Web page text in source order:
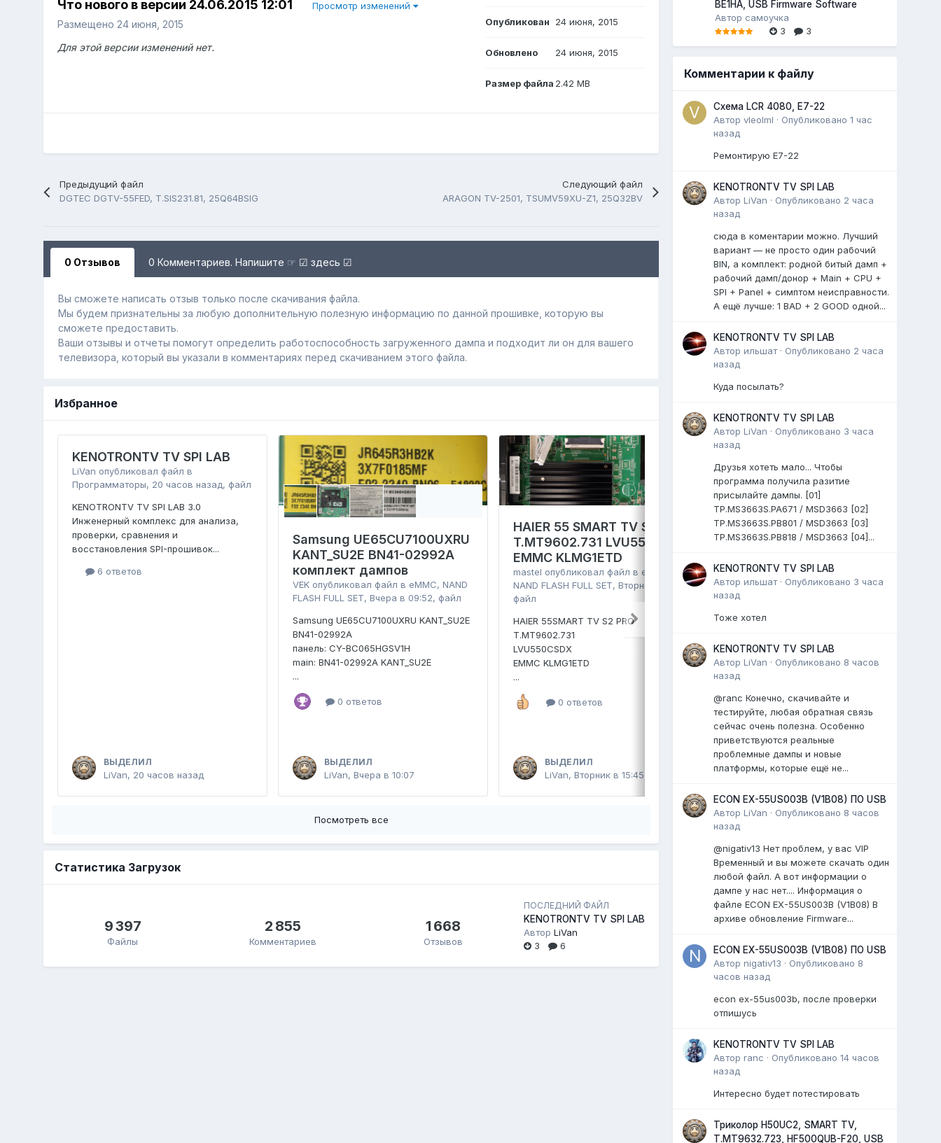
Что нового в версии 24.06.2015 12:01 Просмотр изменений
Размещено 24 июня, 2015
Для этой версии изменений нет.
Опубликован 24 июня, 2015
Обновлено 24 июня, 2015
Размер файла 2.42 MB
Предыдущий файл
DGTEC DGTV-55FED, T.SIS231.81, 25Q64BSIG
Следующий файл
ARAGON TV-2501, TSUMV59XU-Z1, 25Q32BV
0 Отзывов 0 Комментариев. Напишите ☞ ☑ здесь ☑
Вы сможете написать отзыв только после скачивания файла.
Мы будем признательны за любую дополнительную полезную информацию по данной прошивке, которую вы
сможете предоставить.
Ваши отзывы и отчеты помогут определить работоспособность загруженного дампa и подходит ли он для вашего
телевизора, который вы указали в комментариях перед скачиванием этого файла.
Избранное
KENOTRONTV TV SPI LAB
LiVan опубликовал файл в
Программаторы, 20 часов назад, файл
KENOTRONTV TV SPI LAB 3.0
Инженерный комплекс для анализа,
проверки, сравнения и
восстановления SPI-прошивок...
6 ответов
ВЫДЕЛИЛ
LiVan, 20 часов назад
Samsung UE65CU7100UXRU
KANT_SU2E BN41-02992A
комплект дампов
VEK опубликовал файл в eMMC, NAND
FLASH FULL SET,Вчера в 09:52, файл
Samsung UE65CU7100UXRU KANT_SU2E
BN41-02992A
панель: CY-BC065HGSV1H
main: BN41-02992A KANT_SU2E
...
0 ответов
ВЫДЕЛИЛ
LiVan,Вчера в 10:07
HAIER 55 SMART TV S2 PRO,
T.MT9602.731 LVU550CSDX
EMMC KLMG1ETD
mastel опубликовал файл в eMMC,
NAND FLASH FULL SET,Вторник в 06:57,
файл
HAIER 55SMART TV S2 PRO
T.MT9602.731
LVU550CSDX
EMMC KLMG1ETD
...
0 ответов
ВЫДЕЛИЛ
LiVan,Вторник в 15:45
GAZER TV49-US2G,
HV490QUB, eMMC Toshiba
016G30 16GB, полный дамп
kmm
FLASH FULL SET
TV GAZER TV49-US2G
шасси: HK.T.RT2861V09
матрица: HV490QUB
0 ответов
ВЫДЕЛИЛ
LiVan,29 июля
Посмотреть все
Статистика Загрузок
9 397
Файлы
2 855
Комментариев
1 668
Отзывов
ПОСЛЕДНИЙ ФАЙЛ
KENOTRONTV TV SPI LAB
АвторLiVan
3
6
BE1HA, USB Firmware Software
Автор самоучка
3
3
Комментарии к файлу
Схема LCR 4080, E7-22
Авторvleolml · Опубликовано1 час
назад
Ремонтирую E7-22
KENOTRONTV TV SPI LAB
АвторLiVan · Опубликовано 2 часа
назад
сюда в коментарии можно. Лучший
вариант — не просто один рабочий
BIN, а комплект: родной битый дамп +
рабочий дамп/донор + Main + CPU +
SPI + Panel + симптом неисправности.
А ещё лучше: 1 BAD + 2 GOOD одной...
KENOTRONTV TV SPI LAB
Авторильшат· Опубликовано 2 часа
назад
Куда посылать?
KENOTRONTV TV SPI LAB
АвторLiVan · Опубликовано 3 часа
назад
Друзья хотеть мало... Чтобы
программа получила разитие
присылайте дампы. [01]
TP.MS3663S.PA671 / MSD3663 [02]
TP.MS3663S.PB801 / MSD3663 [03]
TP.MS3663S.PB818 / MSD3663 [04]...
KENOTRONTV TV SPI LAB
Авторильшат· Опубликовано 3 часа
назад
Тоже хотел
KENOTRONTV TV SPI LAB
АвторLiVan · Опубликовано 8 часов
назад
@ranc Конечно, скачивайте и
тестируйте, любая обратная связь
сейчас очень полезна. Особенно
приветствуются реальные
проблемные дампы и новые
платформы, которые ещё не...
ECON EX-55US003B (V1B08) ПО USB
АвторLiVan · Опубликовано 8 часов
назад
@nigativ13 Нет проблем, у вас VIP
Временный и вы можете скачать один
любой файл. А вот информации о
дампе у нас нет.... Информация о
файле ECON EX-55US003B (V1B08) В
архиве обновление Firmware...
ECON EX-55US003B (V1B08) ПО USB
Авторnigativ13 · Опубликовано 8
часов назад
econ ex-55us003b, после проверки
отпишусь
KENOTRONTV TV SPI LAB
Авторranc · Опубликовано14 часов
назад
Интересно будет потестировать
Триколор H50UC2, SMART TV,
T.MT9632.723, HF500QUB-F20, USB